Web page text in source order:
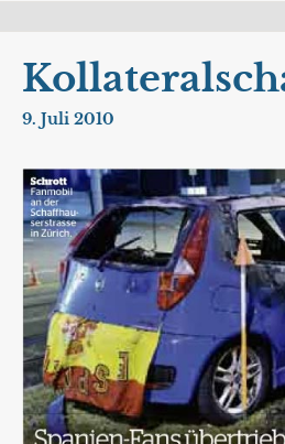
9. Juli 2010